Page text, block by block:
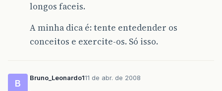
longos faceis.
A minha dica é: tente entedender os
conceitos e exercite-os. Só isso.
B
Bruno_Leonardo111 de abr. de 2008